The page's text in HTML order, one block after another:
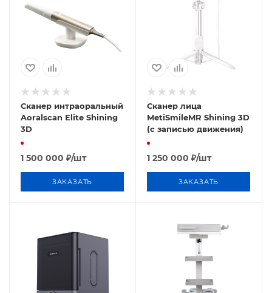
Сканер интраоральный
Aoralscan Elite Shining
3D
1 500 000 ₽/шт
ЗАКАЗАТЬ
Сканер лица
MetiSmileMR Shining 3D
(с записью движения)
1 250 000 ₽/шт
ЗАКАЗАТЬ